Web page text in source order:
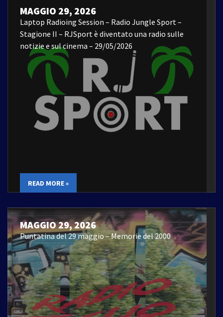
MAGGIO 29, 2026
Laptop Radioing Session – Radio Jungle Sport –
Stagione II – RJSport è diventato una radio sulle
notizie e sul cinema – 29/05/2026
READ MORE »
MAGGIO 29, 2026
Puntatina del 29 maggio – Memorie del 2000